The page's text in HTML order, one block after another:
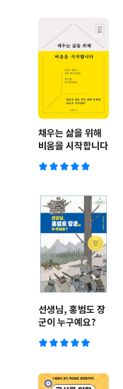
채우는 삶을 위해
비움을 시작합니다
선생님, 홍범도 장
군이 누구예요?